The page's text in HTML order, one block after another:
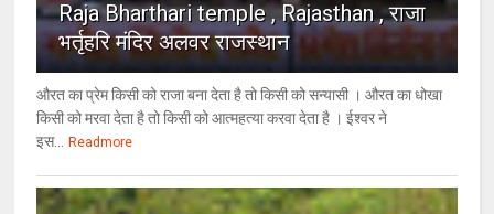
Raja Bharthari temple , Rajasthan , राजा
भर्तृहरि मंदिर अलवर राजस्थान
औरत का प्रेम किसी को राजा बना देता है तो किसी को सन्यासी । औरत का धोखा
किसी को मरवा देता है तो किसी को आत्महत्या करवा देता है । ईश्वर ने
इस...
Readmore